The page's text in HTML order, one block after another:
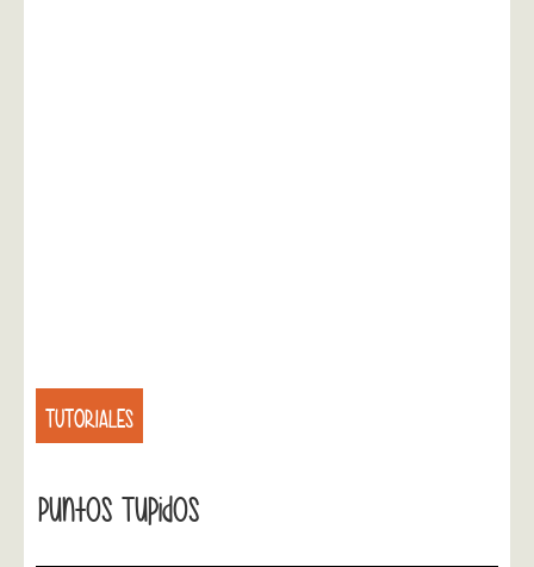
TUTORIALES
Puntos Tupidos